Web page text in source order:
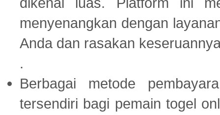
menyenangkan dengan
Anda dan rasakan
.
Berbagai metode
tersendiri bagi pemain togel